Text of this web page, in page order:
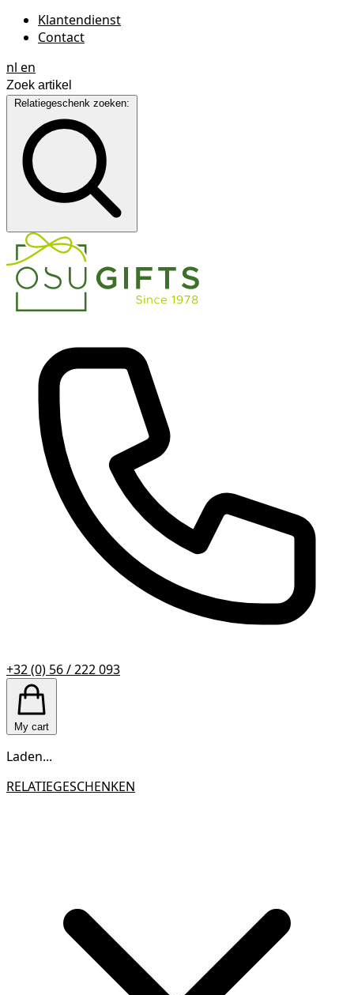
Klantendienst
Contact
nl en
Relatiegeschenk zoeken:
+32 (0) 56 / 222 093
My cart
Laden...
RELATIEGESCHENKEN